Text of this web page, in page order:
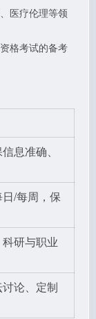
医疗伦理等领
格考试的备考
息准确、
/每周，保
研与职业
论、定制